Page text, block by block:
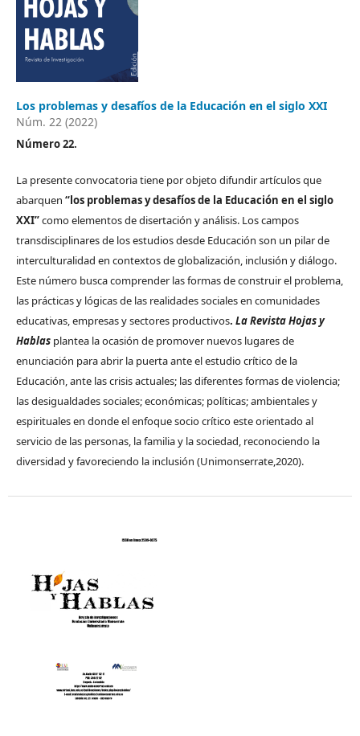
Los problemas y desafíos de la Educación en el siglo XXI
Núm. 22 (2022)
Número 22.
La presente convocatoria tiene por objeto difundir artículos que
abarquen “los problemas y desafíos de la Educación en el siglo
XXI”como elementos de disertación y análisis. Los campos
transdisciplinares de los estudios desde Educación son un pilar de
interculturalidad en contextos de globalización, inclusión y diálogo.
Este número busca comprender las formas de construir el problema,
las prácticas y lógicas de las realidades sociales en comunidades
educativas, empresas y sectores productivos. La Revista Hojas y
Hablas plantea la ocasión de promover nuevos lugares de
enunciación para abrir la puerta ante el estudio crítico de la
Educación, ante las crisis actuales; las diferentes formas de violencia;
las desigualdades sociales; económicas; políticas; ambientales y
espirituales en donde el enfoque socio crítico este orientado al
servicio de las personas, la familia y la sociedad, reconociendo la
diversidad y favoreciendo la inclusión (Unimonserrate,2020).